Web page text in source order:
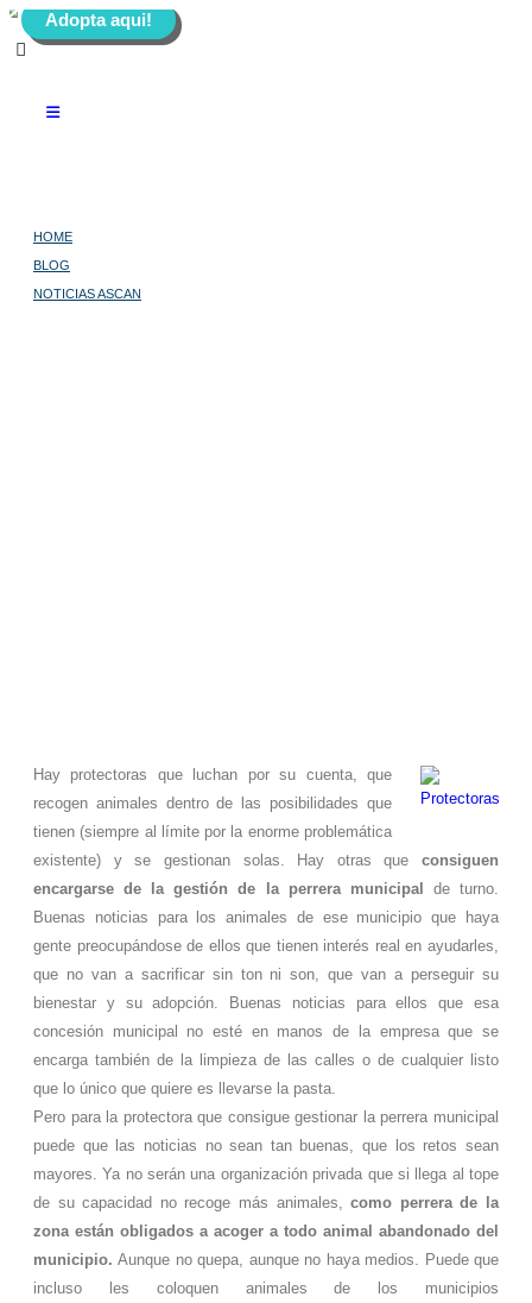
Adopta aqui!
HOME
BLOG
NOTICIAS ASCAN
Hay protectoras que luchan por su cuenta, que
recogen animales dentro de las posibilidades que
tienen (siempre al límite por la enorme problemática
existente) y se gestionan solas. Hay otras que
consiguen
encargarse de la gestión de la perrera municipal
de turno.
Buenas noticias para los animales de ese municipio que haya
gente preocupándose de ellos que tienen interés real en ayudarles,
que no van a sacrificar sin ton ni son, que van a perseguir su
bienestar y su adopción. Buenas noticias para ellos que esa
concesión municipal no esté en manos de la empresa que se
encarga también de la limpieza de las calles o de cualquier listo
que lo único que quiere es llevarse la pasta.
Pero para la protectora que consigue gestionar la perrera municipal
puede que las noticias no sean tan buenas, que los retos sean
mayores. Ya no serán una organización privada que si llega al tope
de su capacidad no recoge más animales, como perrera de la
zona están obligados a acoger a todo animal abandonado del
municipio. Aunque no quepa, aunque no haya medios. Puede que
incluso les coloquen animales de los municipios